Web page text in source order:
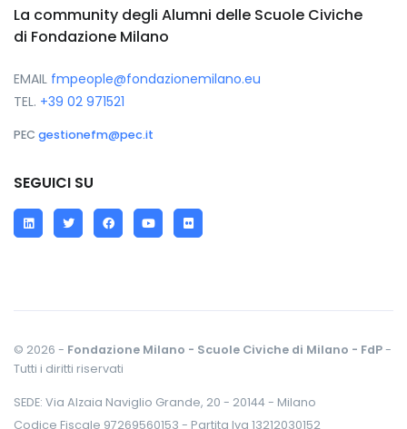
La community degli Alumni delle Scuole Civiche
di Fondazione Milano
EMAIL fmpeople@fondazionemilano.eu
TEL. +39 02 971521
PEC gestionefm@pec.it
SEGUICI SU
LinkedInTwitterFacebookYouTube
Flickr
© 2026 - Fondazione Milano - Scuole Civiche di Milano - FdP-
Tutti i diritti riservati
SEDE: Via Alzaia Naviglio Grande, 20 - 20144 - Milano
Codice Fiscale 97269560153 - Partita Iva 13212030152